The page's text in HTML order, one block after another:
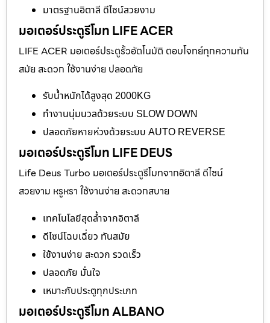
มาตรฐานอิตาลี ดีไซน์สวยงาม
มอเตอร์ประตูรีโมท LIFE ACER
LIFE ACER มอเตอร์ประตูรั้วอัตโนมัติ ตอบโจทย์ทุกความทัน
สมัย สะดวก ใช้งานง่าย ปลอดภัย
รับน้ำหนักได้สูงสุด 2000KG
ทำงานนุ่มนวลด้วยระบบ SLOW DOWN
ปลอดภัยหายห่วงด้วยระบบ AUTO REVERSE
มอเตอร์ประตูรีโมท LIFE DEUS
Life Deus Turbo มอเตอร์ประตูรีโมทจากอิตาลี ดีไซน์
สวยงาม หรูหรา ใช้งานง่าย สะดวกสบาย
เทคโนโลยีสุดล้ำจากอิตาลี
ดีไซน์โฉบเฉี่ยว ทันสมัย
ใช้งานง่าย สะดวก รวดเร็ว
ปลอดภัย มั่นใจ
เหมาะกับประตูทุกประเภท
มอเตอร์ประตูรีโมท ALBANO